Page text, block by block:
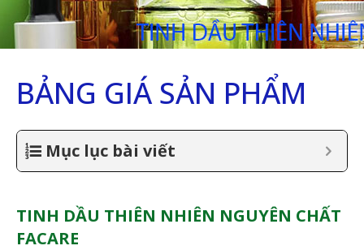
BẢNG GIÁ SẢN PHẨM
Mục lục bài viết
TINH DẦU THIÊN NHIÊN NGUYÊN CHẤT
FACARE